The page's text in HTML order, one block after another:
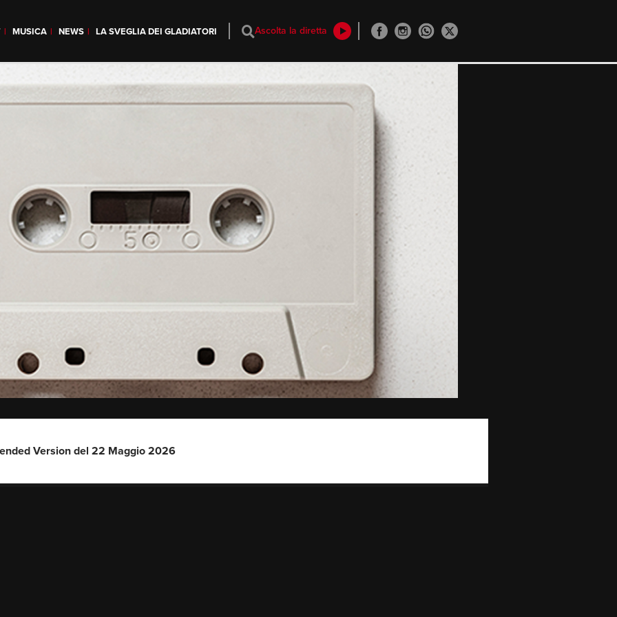
MUSICA NEWS LA SVEGLIA DEI GLADIATORI Ascolta la diretta
Version del 22 Maggio 2026